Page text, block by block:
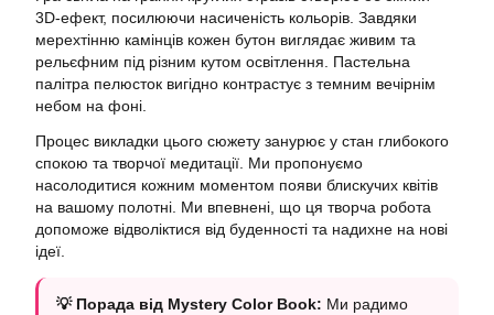
3D-ефект, посилюючи насиченість кольорів. Завдяки
мерехтінню камінців кожен бутон виглядає живим та
рельєфним під різним кутом освітлення. Пастельна
палітра пелюсток вигідно контрастує з темним вечірнім
небом на фоні.
Процес викладки цього сюжету занурює у стан глибокого
спокою та творчої медитації. Ми пропонуємо
насолодитися кожним моментом появи блискучих квітів
на вашому полотні. Ми впевнені, що ця творча робота
допоможе відволіктися від буденності та надихне на нові
ідеї.
💡 Порада від Mystery Color Book: Ми радимо